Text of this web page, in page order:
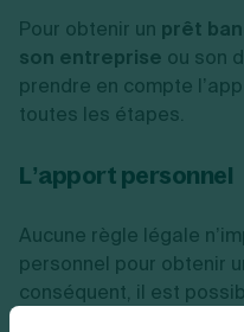
Pour obtenir un prêt
son entreprise ou son
prendre en compte
toutes les étapes.
L’apport personnel
Aucune règle légale
personnel pour obtenir
conséquent, il est